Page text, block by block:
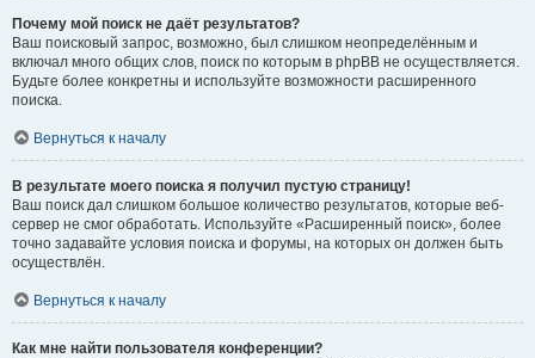
Почему мой поиск не даёт результатов?
Ваш поисковый запрос, возможно, был слишком неопределённым и
включал много общих слов, поиск по которым в phpBB не осуществляется.
Будьте более конкретны и используйте возможности расширенного
поиска.
Вернуться к началу
В результате моего поиска я получил пустую страницу!
Ваш поиск дал слишком большое количество результатов, которые веб-
сервер не смог обработать. Используйте «Расширенный поиск», более
точно задавайте условия поиска и форумы, на которых он должен быть
осуществлён.
Вернуться к началу
Как мне найти пользователя конференции?